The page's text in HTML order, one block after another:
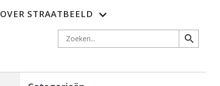
Zoeken
search
OVER STRAATBEELD